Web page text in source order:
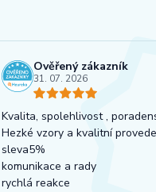
Ověřený zákazník
31. 07. 2026
Kvalita, spolehlivost ,
Hezké vzory a kvalitní
sleva5%
komunikace a rady
rychlá reakce